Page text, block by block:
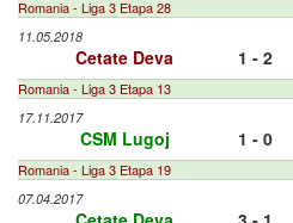
Romania - Liga 3 Etapa 28
11.05.2018
Cetate Deva 1 - 2
Romania - Liga 3 Etapa 13
17.11.2017
CSM Lugoj 1 - 0
Romania - Liga 3 Etapa 19
07.04.2017